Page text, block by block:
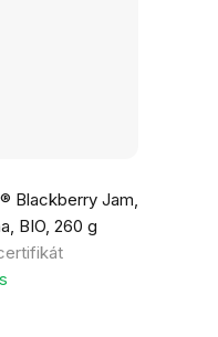
Blackberry Jam,
BIO, 260 g